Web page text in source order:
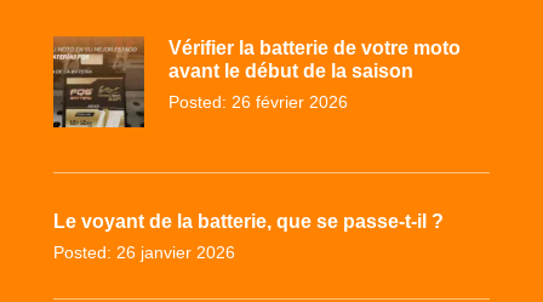
Vérifier la batterie de votre moto
avant le début de la saison
Posted: 26 février 2026
Le voyant de la batterie, que se passe-t-il ?
Posted: 26 janvier 2026